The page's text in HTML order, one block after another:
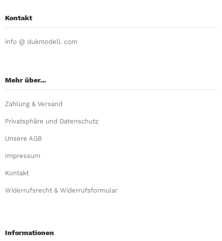
Kontakt
info @ dukmodell. com
Mehr über...
Zahlung & Versand
Privatsphäre und Datenschutz
Unsere AGB
Impressum
Kontakt
Widerrufsrecht & Widerrufsformular
Informationen